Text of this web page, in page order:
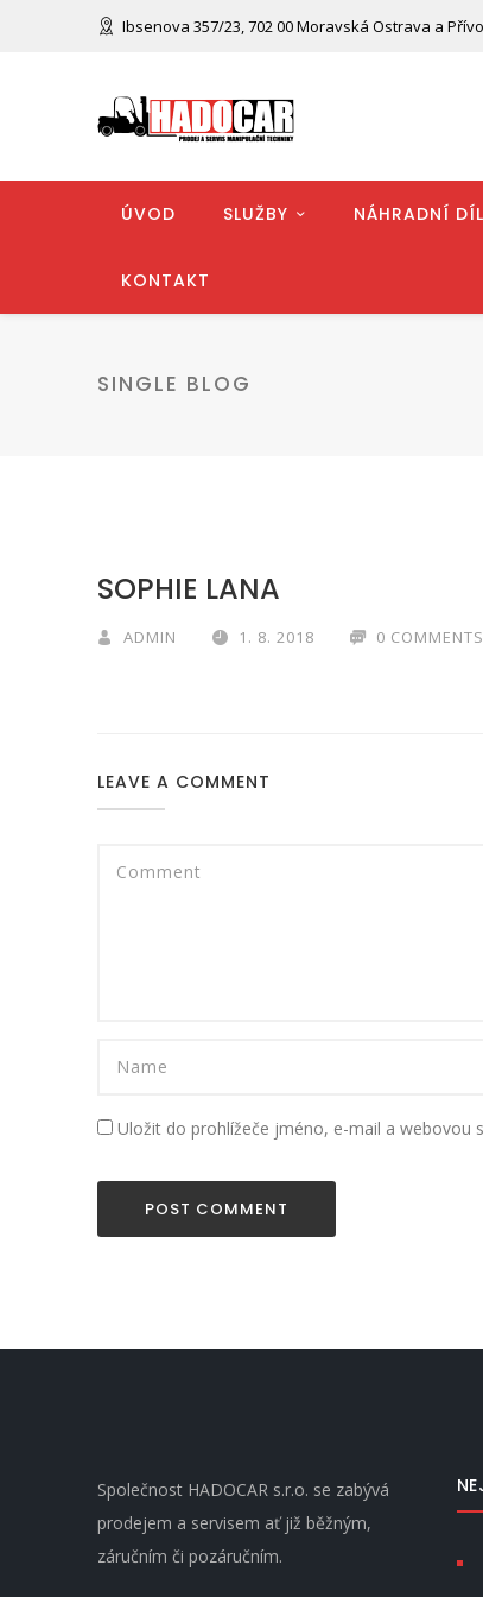
Ibsenova 357/23, 702 00 Moravská Ostrava a
ÚVOD SLUŽBY NÁHRADNÍ
KONTAKT
SINGLE BLOG
SOPHIE LANA
ADMIN 1. 8. 2018 0 COMMENTS
LEAVE A COMMENT
Uložit do prohlížeče jméno, e-mail a webovou
Společnost HADOCAR s.r.o. se zabývá
prodejem a servisem ať již běžným,
záručním či pozáručním.